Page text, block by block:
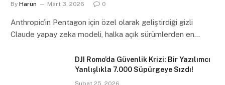
By Harun Mart 3, 2026 0
Anthropic’in Pentagon için özel olarak geliştirdiği gizli
Claude yapay zeka modeli, halka açık sürümlerden en…
DJI Romo’da Güvenlik Krizi: Bir Yazılımcı
Yanlışlıkla 7.000 Süpürgeye Sızdı!